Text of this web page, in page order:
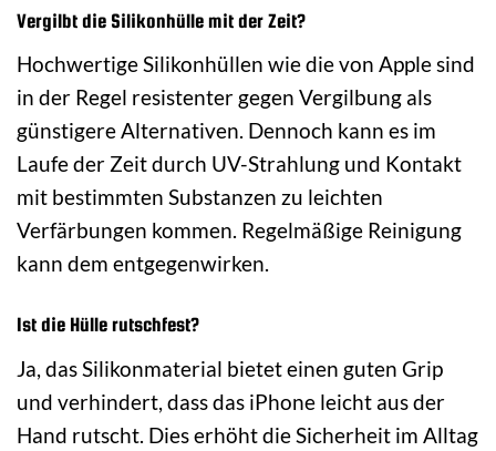
Vergilbt die Silikonhülle mit der Zeit?
Hochwertige Silikonhüllen wie die von Apple sind
in der Regel resistenter gegen Vergilbung als
günstigere Alternativen. Dennoch kann es im
Laufe der Zeit durch UV-Strahlung und Kontakt
mit bestimmten Substanzen zu leichten
Verfärbungen kommen. Regelmäßige Reinigung
kann dem entgegenwirken.
Ist die Hülle rutschfest?
Ja, das Silikonmaterial bietet einen guten Grip
und verhindert, dass das iPhone leicht aus der
Hand rutscht. Dies erhöht die Sicherheit im Alltag